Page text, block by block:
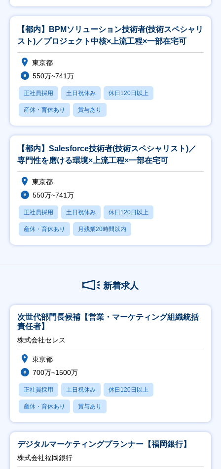
【都内】BPMソリューション技術者(技術スペシャリ
スト)／プロジェクト中核×上流工程×一部在宅可
東京都
550万~741万
正社員採用 土日祝休み 休日120日以上
産休・育休あり 賞与あり
【都内】Salesforce技術者(技術スペシャリスト)／
専門性を磨ける環境×上流工程×一部在宅可
東京都
550万~741万
正社員採用 土日祝休み 休日120日以上
産休・育休あり 月残業20時間以内
新着求人
次世代部門長候補【営業・マーケティング組織統括
責任者】
株式会社セレス
東京都
700万~1500万
正社員採用 土日祝休み 休日120日以上
産休・育休あり 賞与あり
デジタルマーケティングプランナー【福岡銀行】
株式会社福岡銀行